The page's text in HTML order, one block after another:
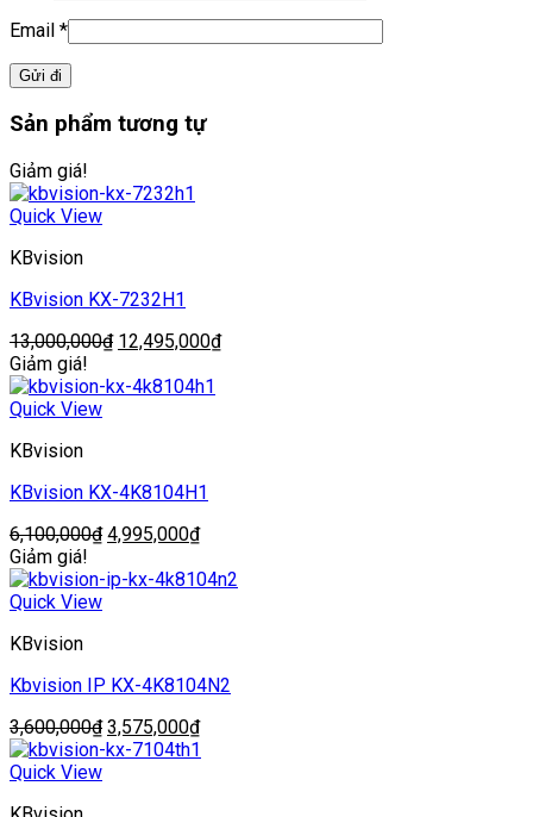
Email *
Sản phẩm tương tự
Giảm giá!
Quick View
KBvision
KBvision KX-7232H1
13,000,000₫ Giá
là:
12,495,000₫Giá
Giảm giá!
Quick View
KBvision
KBvision KX-4K8104H1
6,100,000₫ Giá
là:
4,995,000₫Giá
tại
Giảm giá!
Quick View
KBvision
Kbvision IP KX-4K8104N2
3,600,000₫ Giá
gốc
3,575,000₫Giá
Quick View